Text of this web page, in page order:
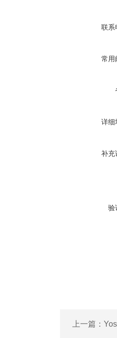
联系
常用
详细
补充
验
上一篇：